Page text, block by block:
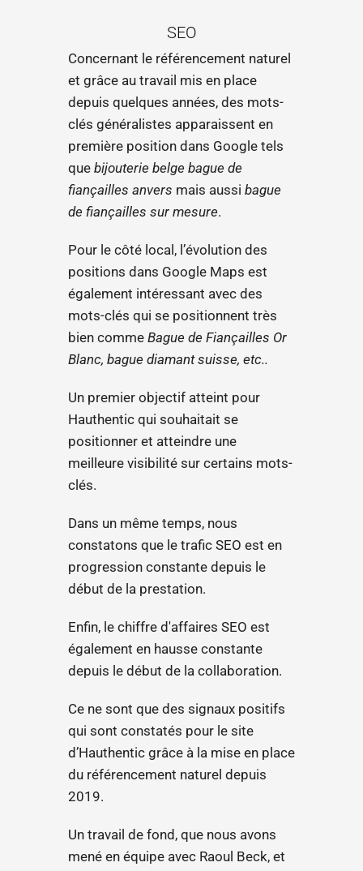
SEO
Concernant le référencement naturel
et grâce au travail mis en place
depuis quelques années, des mots-
clés généralistes apparaissent en
première position dans Google tels
que bijouterie belge bague de
fiançailles anvers mais aussi bague
de fiançailles sur mesure.
Pour le côté local, l’évolution des
positions dans Google Maps est
également intéressant avec des
mots-clés qui se positionnent très
bien comme Bague de Fiançailles Or
Blanc, bague diamant suisse, etc..
Un premier objectif atteint pour
Hauthentic qui souhaitait se
positionner et atteindre une
meilleure visibilité sur certains mots-
clés.
Dans un même temps, nous
constatons que le trafic SEO est en
progression constante depuis le
début de la prestation.
Enfin, le chiffre d'affaires SEO est
également en hausse constante
depuis le début de la collaboration.
Ce ne sont que des signaux positifs
qui sont constatés pour le site
d’Hauthentic grâce à la mise en place
du référencement naturel depuis
2019.
Un travail de fond, que nous avons
mené en équipe avec Raoul Beck, et